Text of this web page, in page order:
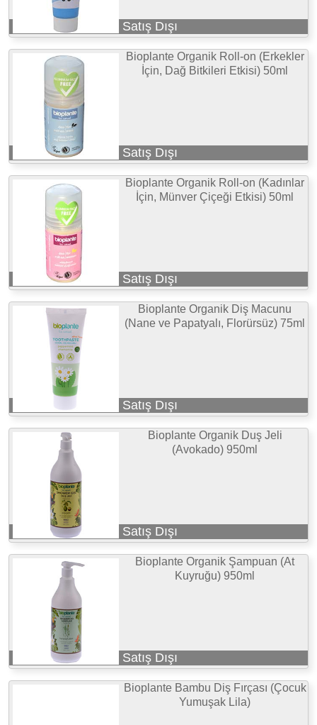
Satış Dışı
Bioplante Organik Roll-on (Erkekler
İçin, Dağ Bitkileri Etkisi) 50ml
Satış Dışı
Bioplante Organik Roll-on (Kadınlar
İçin, Münver Çiçeği Etkisi) 50ml
Satış Dışı
Bioplante Organik Diş Macunu
(Nane ve Papatyalı, Florürsüz) 75ml
Satış Dışı
Bioplante Organik Duş Jeli
(Avokado) 950ml
Satış Dışı
Bioplante Organik Şampuan (At
Kuyruğu) 950ml
Satış Dışı
Bioplante Bambu Diş Fırçası (Çocuk
Yumuşak Lila)